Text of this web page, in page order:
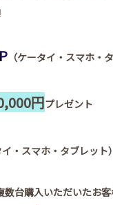
（ケータイ・スマホ・
円プレゼント
イ・スマホ・タブレット）
数台購入いただいたお